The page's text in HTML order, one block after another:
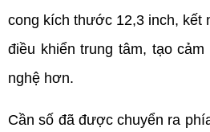
cong kích thước 12,3 inch, kết
điều khiển trung tâm, tạo
nghệ hơn.
Cần số đã được chuyển ra